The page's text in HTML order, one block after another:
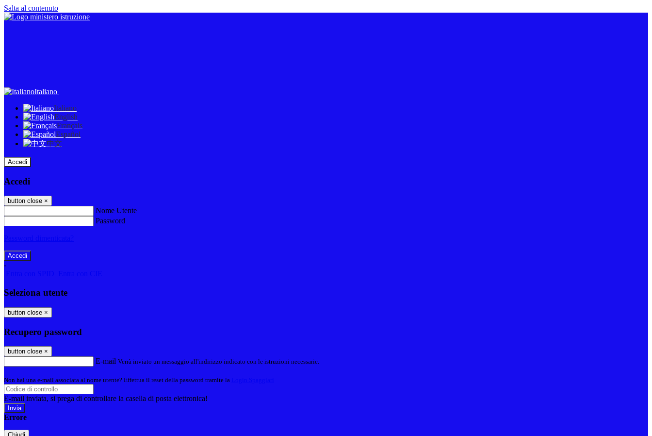
Salta al contenuto
Italiano
Italiano
English
Français
Español
中文
Accedi
Accedi
button close ×
Nome Utente
Password
-
Seleziona utente
button close ×
Recupero password
button close ×
E-mail Verrà inviato un messaggio all'indirizzo indicato con le istruzioni necessarie.
Non hai una e-mail associata al nome utente? Effettua il reset della password tramite la
E-mail inviata, si prega di controllare la casella di posta elettronica!
Errore